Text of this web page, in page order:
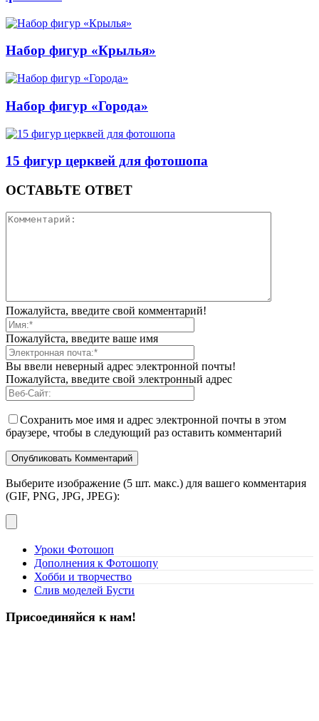
Набор фигур «Крылья»
Набор фигур «Города»
15 фигур церквей для фотошопа
ОСТАВЬТЕ ОТВЕТ
Пожалуйста, введите свой комментарий!
Пожалуйста, введите ваше имя
Вы ввели неверный адрес электронной почты!
Пожалуйста, введите свой электронный адрес
Сохранить мое имя и адрес электронной почты в этом
браузере, чтобы в следующий раз оставить комментарий
Выберите изображение (5 шт. макс.) для вашего комментария
(GIF, PNG, JPG, JPEG):
Уроки Фотошоп
Дополнения к Фотошопу
Хобби и творчество
Слив моделей Бусти
Присоединяйся к нам!